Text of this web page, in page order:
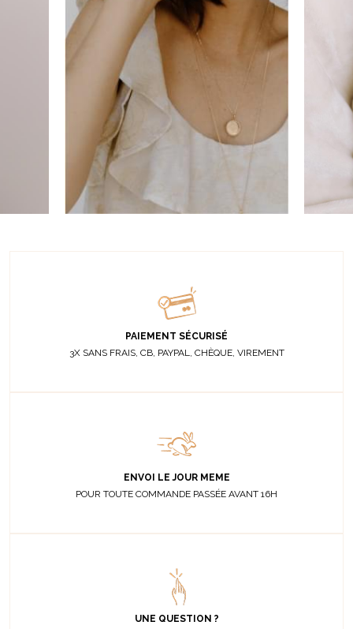
PAIEMENT SÉCURISÉ
3X SANS FRAIS, CB, PAYPAL, CHÈQUE, VIREMENT
ENVOI LE JOUR MEME
POUR TOUTE COMMANDE PASSÉE AVANT 16H
UNE QUESTION ?